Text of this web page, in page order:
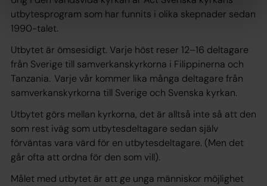
utbytesprogram som har funnits i olika skepnader sedan
1990-talet.
Utbytet är ömsesidigt. Varje höst reser 12–16 deltagare
från Sverige till samverkanskyrkorna i Filippinerna och
Tanzania. Varje vår kommer lika många deltagare från
samverkanskyrkorna till Sverige och Svenska kyrkan.
Utbytet görs mellan kyrkorna, det är alltså inte så att den
som rest iväg som utbytesdeltagare sedan själv
förväntas vara värd för en utbytesdeltagare. (Men det
går ofta att ordna för den som vill).
Målet med utbytet är att ge unga människor möjlighet